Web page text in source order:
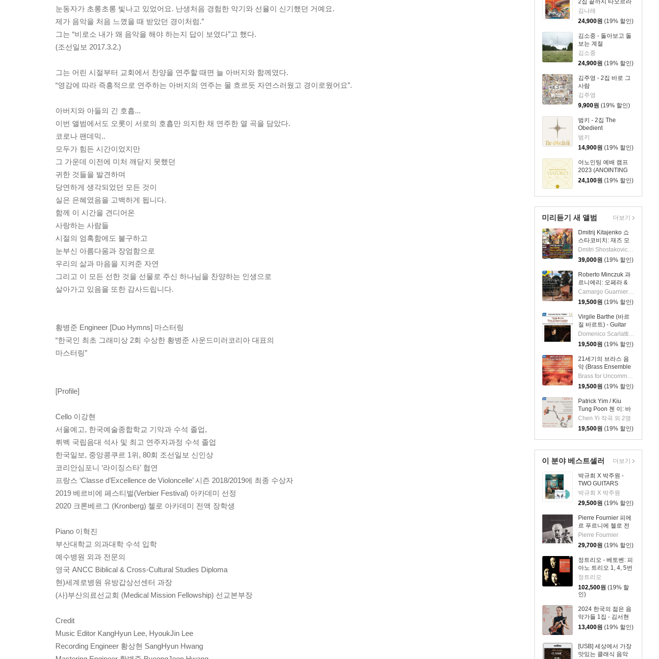
2집 끝까지 타오르라
김나래
24,900원 (19% 할인)
김소중 - 돌아보고 돌
보는 계절
김소중
24,900원 (19% 할인)
김주영 - 2집 바로 그
사람
김주영
9,900원 (19% 할인)
범키 - 2집 The
Obedient
범키
14,900원 (19% 할인)
어노인팅 예배 캠프
2023 (ANOINTING
WORSHIP CAMP
24,100원 (19% 할인)
미리듣기 새 앨범
Dmitrij Kitajenko 쇼
스타코비치: 재즈 모
음곡, 발레 모음곡, 협
주곡들
(Shostakovich: Jazz
Suite; Ballet Suites;
Concertos)
Dmitri Shostakovich 작곡 외 6명
39,000원 (19% 할인)
Roberto Minczuk 과
르니에리: 오페라 &
관현악 작품집
(Guarnieri: Pedro
Malazarte)
Camargo Guarnieri 작곡 외 2명
19,500원 (19% 할인)
Virgile Barthe (바르
질 바르트) - Guitar
Recital (기타 리사이
틀)
Domenico Scarlatti 작곡 외 5명
19,500원 (19% 할인)
21세기의 브라스 음
악 (Brass Ensemble
Music - 21st Century)Brass for Uncommon Times 실내악
19,500원 (19% 할인)
Patrick Yim / Kiu
Tung Poon 첸 이: 바
이올린, 비올라, 피아
노 작품집 (Chen Yi:
Works For Violin,
Viola And Piano)
Chen Yi 작곡 외 2명
19,500원 (19% 할인)
더보기
이 분야 베스트셀러
박규희 X 박주원 -
TWO GUITARS
박규희 X 박주원
29,500원 (19% 할인)
Pierre Fournier 피에
르 푸르니에 첼로 전
집 (Cello Works)
Pierre Fournier
29,700원 (19% 할인)
정트리오 - 베토벤: 피
아노 트리오 1, 4, 5번
`유령`, 7번 `대공`
(Beethoven: Piano
Trios No. 1, 4, 5, 7)
[3LP]
정트리오
102,500원 (19% 할
인)
2024 한국의 젊은 음
악가들 1집 - 김서현
13,400원 (19% 할인)
[USB] 세상에서 가장
맛있는 클래식 음악
더보기
눈동자가 초롱초롱 빛나고 있었어요. 난생처음 경험한 악기와 선율이 신기했던 거예요.
제가 음악을 처음 느꼈을 때 받았던 경이처럼.”
그는 “비로소 내가 왜 음악을 해야 하는지 답이 보였다”고 했다.
(조선일보 2017.3.2.)
그는 어린 시절부터 교회에서 찬양을 연주할 때면 늘 아버지와 함께였다.
“영감에 따라 즉흥적으로 연주하는 아버지의 연주는 물 흐르듯 자연스러웠고 경이로웠어요”.
아버지와 아들의 긴 호흡...
이번 앨범에서도 오롯이 서로의 호흡만 의지한 채 연주한 열 곡을 담았다.
코로나 팬데믹..
모두가 힘든 시간이었지만
그 가운데 이전에 미처 깨닫지 못했던
귀한 것들을 발견하며
당연하게 생각되었던 모든 것이
실은 은혜였음을 고백하게 됩니다.
함께 이 시간을 견디어온
사랑하는 사람들
시절의 엄혹함에도 불구하고
눈부신 아름다움과 장엄함으로
우리의 삶과 마음을 지켜준 자연
그리고 이 모든 선한 것을 선물로 주신 하나님을 찬양하는 인생으로
살아가고 있음을 또한 감사드립니다.
황병준 Engineer [Duo Hymns] 마스터링
“한국인 최초 그래미상 2회 수상한 황병준 사운드미러코리아 대표의
마스터링”
[Profile]
Cello 이강현
서울예고, 한국예술종합학교 기악과 수석 졸업,
뤼벡 국립음대 석사 및 최고 연주자과정 수석 졸업
한국일보, 중앙콩쿠르 1위, 80회 조선일보 신인상
코리안심포니 ‘라이징스타’ 협연
프랑스 ‘Classe d’Excellence de Violoncelle’ 시즌 2018/2019에 최종 수상자
2019 베르비에 페스티벌(Verbier Festival) 아카데미 선정
2020 크론베르그 (Kronberg) 첼로 아카데미 전액 장학생
Piano 이혁진
부산대학교 의과대학 수석 입학
예수병원 외과 전문의
영국 ANCC Biblical & Cross-Cultural Studies Diploma
현)세계로병원 유방갑상선센터 과장
(사)부산의료선교회 (Medical Mission Fellowship) 선교본부장
Credit
Music Editor KangHyun Lee, HyoukJin Lee
Recording Engineer 황상현 SangHyun Hwang